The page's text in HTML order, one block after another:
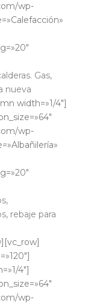
wp-
Gas,
nueva
width=»1/4″]
wp-
rebaje para
4″]
wp-